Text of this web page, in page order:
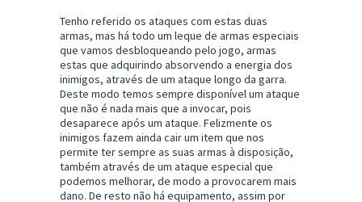
Tenho referido os ataques com estas duas
armas, mas há todo um leque de armas especiais
que vamos desbloqueando pelo jogo, armas
estas que adquirindo absorvendo a energia dos
inimigos, através de um ataque longo da garra.
Deste modo temos sempre disponível um ataque
que não é nada mais que a invocar, pois
desaparece após um ataque. Felizmente os
inimigos fazem ainda cair um item que nos
permite ter sempre as suas armas à disposição,
também através de um ataque especial que
podemos melhorar, de modo a provocarem mais
dano. De resto não há equipamento, assim por